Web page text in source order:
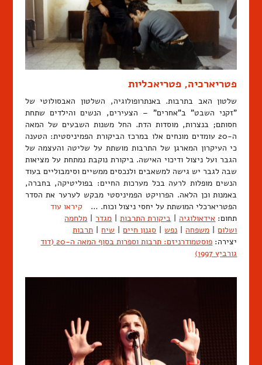
פטריארכיה, פטריאכליות
שלטון האב בתרבות. באנתרופולוגיה, השלטון האבסולוטי של
"זקני השבט" ב"אחרים" – הצעירים, הנשים והילדים שתחת
חסותם; בנצרות, מוסדות הדת. החל משנות השבעים של המאה
ה-20 עומדים מונחים אלו במרכז הביקורת הפמיניסטית: הטענה
כי העיקרון המארגן של התרבות מושתת על שליטה והעצמה של
הגבר ועל ניצול ודיכוי האישה. ביקורת נוקבת נמתחת על מציאות
שבה לגבר יש גישה למשאבים ולנכסים ממשיים וסימבוליים בעוד
הנשים מופלות לרעה בכל מערכות החיים: בפוליטיקה, בחברה,
באמנות וכן הלאה. הפרויקט הפמיניסטי מבקש לערער את הסדר
הפטריארכלי המושתת על יחסי ניצול וכוח. … קיראו עוד
תחום: אידאולוגיה | ביקורת התרבות | מגדר | מלחמה
ושלום | משפחה | נפש | סגנון חיים | שיח | תרבות
יצירה:
פוסטמודרניזם: תרבות וספרות בסוף המאה ה-20 (דוד
גורביץ 1997)